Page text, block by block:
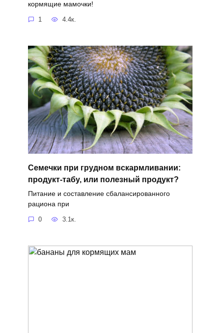
кормящие мамочки!
1 4.4к.
Семечки при грудном вскармливании:
продукт-табу, или полезный продукт?
Питание и составление сбалансированного
рациона при
0 3.1к.